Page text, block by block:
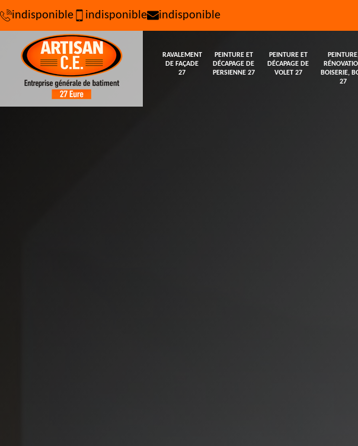
indisponible indisponible indisponible
RAVALEMENT
DE FAÇADE
27
PEINTURE ET
DÉCAPAGE DE
PERSIENNE 27
PEINTURE ET
DÉCAPAGE DE
VOLET 27
BOISERIE,
27